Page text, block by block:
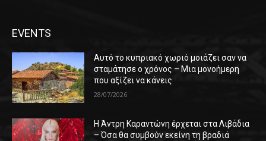
EVENTS
Αυτό το κυπριακό χωριό μοιάζει σαν να
σταμάτησε ο χρόνος – Μια μονοήμερη
που αξίζει να κάνεις
28/07/2026
Η Άντρη Καραντώνη έρχεται στα Λιβάδια
– Όσα θα συμβούν εκείνη τη βραδιά